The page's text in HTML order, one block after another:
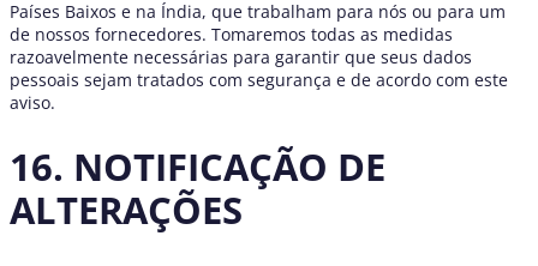
Países Baixos e na Índia, que trabalham para nós ou para um
de nossos fornecedores. Tomaremos todas as medidas
razoavelmente necessárias para garantir que seus dados
pessoais sejam tratados com segurança e de acordo com este
aviso.
16. NOTIFICAÇÃO DE
ALTERAÇÕES